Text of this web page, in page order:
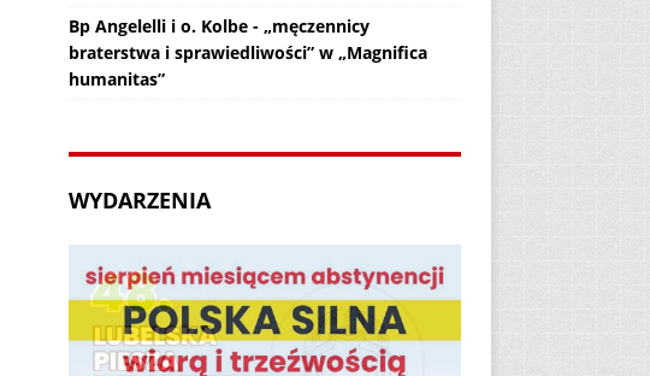
Bp Angelelli i o. Kolbe - „męczennicy
braterstwa i sprawiedliwości” w „Magnifica
humanitas”
WYDARZENIA